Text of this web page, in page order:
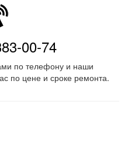
00-74
по телефону и наши
по цене и сроке ремонта.